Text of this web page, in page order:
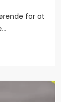
for at